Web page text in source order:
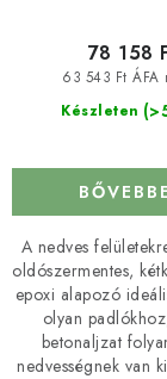
Készleten
63 543 Ft ÁFA
78 158
A nedves
oldószermentes,
epoxi alapozó
olyan
betonaljzat
nedvességnek van